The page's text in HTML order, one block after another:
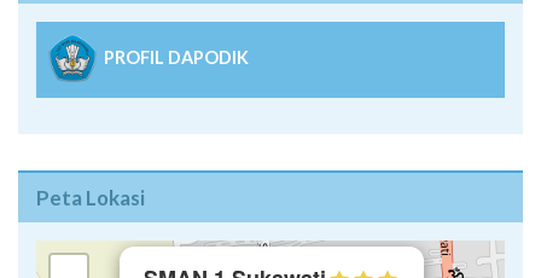
PROFIL DAPODIK
Peta Lokasi